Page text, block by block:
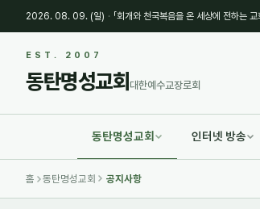
2026. 08. 09. (일) · 「회개와 천국복음을 온 세상에 전하는
EST. 2007
동탄명성교회 대한예수교장로회
동탄명성교회 인터넷 방송
홈 동탄명성교회 공지사항
Sketchbook5, 스케치북5
Sketchbook5, 스케치
Sketchbook5, 스케치북5
Sketchbook5, 스케치